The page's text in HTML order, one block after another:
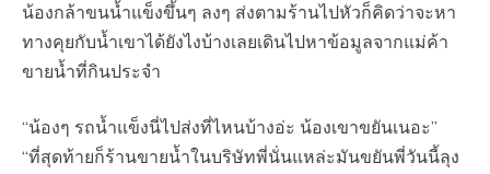
น้องกล้าขนน้ำแข็งขึ้นๆ ลงๆ ส่งตามร้านไปหัวก็คิดว่าจะหา
ทางคุยกับน้ำเขาได้ยังไงบ้างเลยเดินไปหาข้อมูลจากแม่ค้า
ขายน้ำที่กินประจำ
“น้องๆ รถน้ำแข็งนี่ไปส่งที่ไหนบ้างอ่ะ น้องเขาขยันเนอะ”
“ที่สุดท้ายก็ร้านขายน้ำในบริษัทพี่นั่นแหล่ะมันขยันพี่วันนี้ลุง